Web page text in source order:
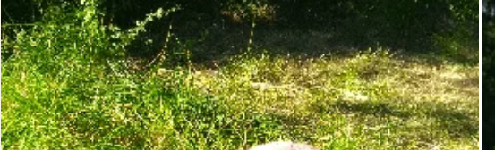
Pour anecdote nous en avons même qui reste un peut plus longtemps car nous n'arrivons pas à les sortir des parcs tellement ils
savoir que le cochon est très intelligent au même titre que le chien et qu'ils comprennent très vite comment nous fonctionnent, et
Ils aiment aussi beaucoup se faire caresser, se sont toujours les mêmes qui viennent se faire flatter, en général se sont les dernier